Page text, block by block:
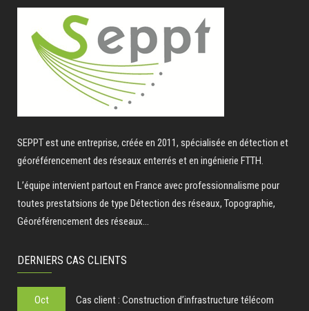
SEPPT est une entreprise, créée en 2011, spécialisée en détection et
géoréférencement des réseaux enterrés et en ingénierie FTTH.
L’équipe intervient partout en France avec professionnalisme pour
toutes prestatsions de type Détection des réseaux, Topographie,
Géoréférencement des réseaux...
DERNIERS CAS CLIENTS
Oct
Cas client : Construction d’infrastructure télécom